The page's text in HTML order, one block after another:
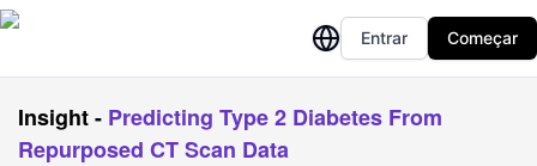
Entrar Começar
Insight- Predicting Type 2 Diabetes From
Repurposed CT Scan Data